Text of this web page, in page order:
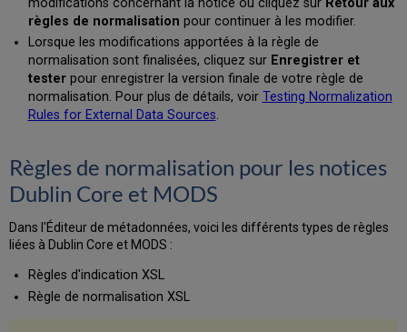
règles de normalisation pour continuer à les modifier.
Lorsque les modifications apportées à la règle de
normalisation sont finalisées, cliquez sur Enregistrer et
testerpour enregistrer la version finale de votre règle de
normalisation. Pour plus de détails, voir Testing Normalization
Rules for External Data Sources.
Règles de normalisation pour les notices
Dublin Core et MODS
Dans l'Éditeur de métadonnées, voici les différents types de règles
liées à Dublin Core et MODS :
Règles d'indication XSL
Règle de normalisation XSL